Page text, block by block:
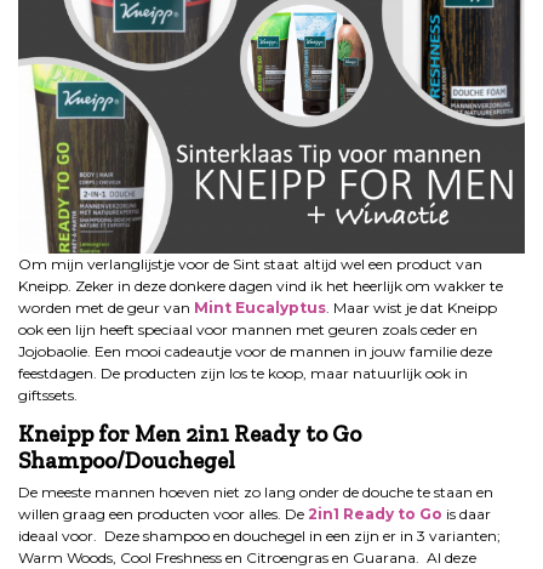
Om mijn verlanglijstje voor de Sint staat altijd wel een product van
Kneipp. Zeker in deze donkere dagen vind ik het heerlijk om wakker te
worden met de geur van Mint Eucalyptus. Maar wist je dat Kneipp
ook een lijn heeft speciaal voor mannen met geuren zoals ceder en
Jojobaolie. Een mooi cadeautje voor de mannen in jouw familie deze
feestdagen. De producten zijn los te koop, maar natuurlijk ook in
giftssets.
Kneipp for Men 2in1 Ready to Go
Shampoo/Douchegel
De meeste mannen hoeven niet zo lang onder de douche te staan en
willen graag een producten voor alles. De 2in1 Ready to Go is daar
ideaal voor. Deze shampoo en douchegel in een zijn er in 3 varianten;
Warm Woods, Cool Freshness en Citroengras en Guarana. Al deze